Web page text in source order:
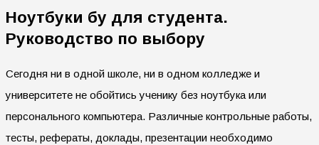
Ноутбуки бу для студента.
Руководство по выбору
Сегодня ни в одной школе, ни в одном колледже и
университете не обойтись ученику без ноутбука или
персонального компьютера. Различные контрольные работы,
тесты, рефераты, доклады, презентации необходимо